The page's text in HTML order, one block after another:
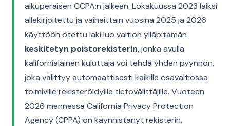
alkuperäisen CCPA:n jälkeen. Lokakuussa 2023 laiksi
allekirjoitettu ja vaiheittain vuosina 2025 ja 2026
käyttöön otettu laki luo valtion ylläpitämän
keskitetyn poistorekisterin, jonka avulla
kalifornialainen kuluttaja voi tehdä yhden pyynnön,
joka välittyy automaattisesti kaikille osavaltiossa
toimiville rekisteröidyille tietovälittäjille. Vuoteen
2026 mennessä California Privacy Protection
Agency (CPPA) on käynnistänyt rekisterin,